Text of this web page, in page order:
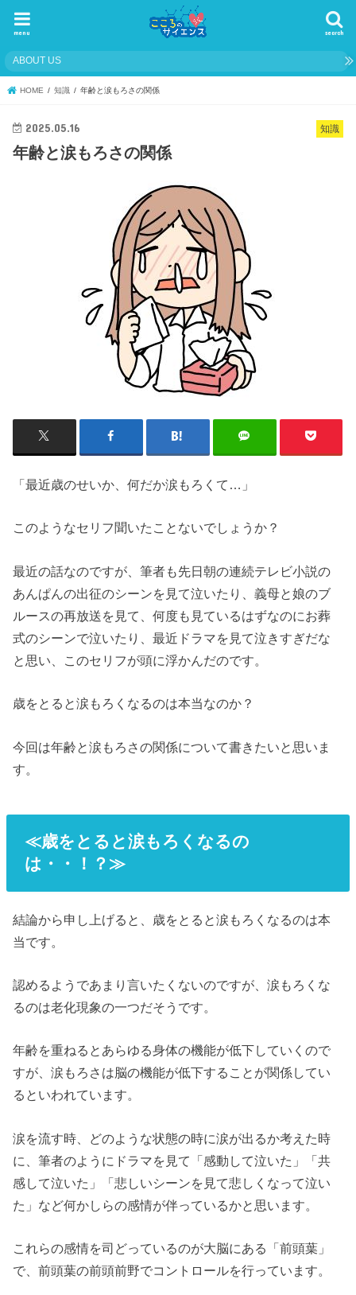
search
menu
ABOUT US
HOME 知識 年齢と涙もろさの関係
知識
2025.05.16
年齢と涙もろさの関係
「最近歳のせいか、何だか涙もろくて…」
このようなセリフ聞いたことないでしょうか？
最近の話なのですが、筆者も先日朝の連続テレビ小説の
あんぱんの出征のシーンを見て泣いたり、義母と娘のブ
ルースの再放送を見て、何度も見ているはずなのにお葬
式のシーンで泣いたり、最近ドラマを見て泣きすぎだな
と思い、このセリフが頭に浮かんだのです。
歳をとると涙もろくなるのは本当なのか？
今回は年齢と涙もろさの関係について書きたいと思いま
す。
≪歳をとると涙もろくなるの
は・・！？≫
結論から申し上げると、歳をとると涙もろくなるのは本
当です。
認めるようであまり言いたくないのですが、涙もろくな
るのは老化現象の一つだそうです。
年齢を重ねるとあらゆる身体の機能が低下していくので
すが、涙もろさは脳の機能が低下することが関係してい
るといわれています。
涙を流す時、どのような状態の時に涙が出るか考えた時
に、筆者のようにドラマを見て「感動して泣いた」「共
感して泣いた」「悲しいシーンを見て悲しくなって泣い
た」など何かしらの感情が伴っているかと思います。
これらの感情を司どっているのが大脳にある「前頭葉」
で、前頭葉の前頭前野でコントロールを行っています。